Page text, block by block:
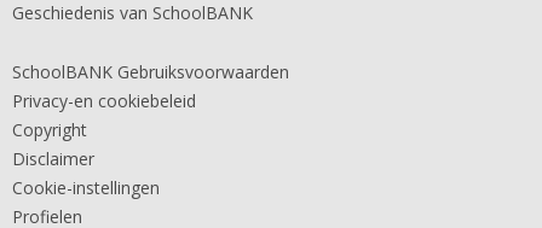
Geschiedenis van SchoolBANK
SchoolBANK Gebruiksvoorwaarden
Privacy-en cookiebeleid
Copyright
Disclaimer
Cookie-instellingen
Profielen